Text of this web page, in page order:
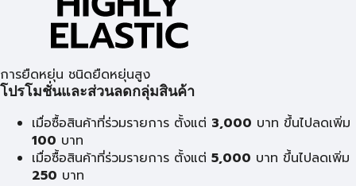
การยืดหยุ่น ชนิดยืดหยุ่นสูง
โปรโมชั่นและส่วนลดกลุ่มสินค้า
เมื่อซื้อสินค้าที่ร่วมรายการ ตั้งแต่ 3,000 บาท ขึ้นไปลดเพิ่ม
100 บาท
เมื่อซื้อสินค้าที่ร่วมรายการ ตั้งแต่ 5,000 บาท ขึ้นไปลดเพิ่ม
250 บาท